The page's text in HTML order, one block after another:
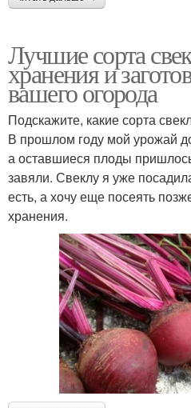
Лучшие сорта
хранения и
вашего огорода
Подскажите, какие сорта
В прошлом году мой урожай
а оставшиеся плоды
завяли. Свеклу я уже
есть, а хочу еще посеять
хранения.